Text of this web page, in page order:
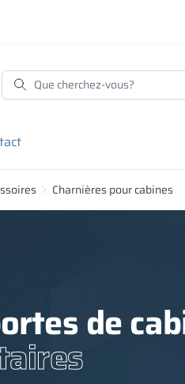
Charnières pour cabines
de